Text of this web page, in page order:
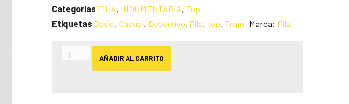
Categorías FILA, INDUMENTARIA, Top
Etiquetas Basic, Casual, Deportivo, Fila, top, Train Marca: Fila
AÑADIR AL CARRITO